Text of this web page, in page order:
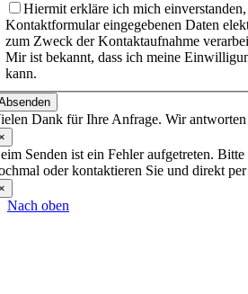
Hiermit erkläre ich mich einverstanden,
Kontaktformular eingegebenen Daten
zum Zweck der Kontaktaufnahme
Mir ist bekannt, dass ich meine
kann.
Dank für Ihre Anfrage. Wir
Senden ist ein Fehler aufgetreten. Bitte
oder kontaktieren Sie und direkt
Nach oben